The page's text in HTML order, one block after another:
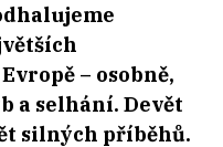
– osobně,
a selhání. Devět
silných příběhů.